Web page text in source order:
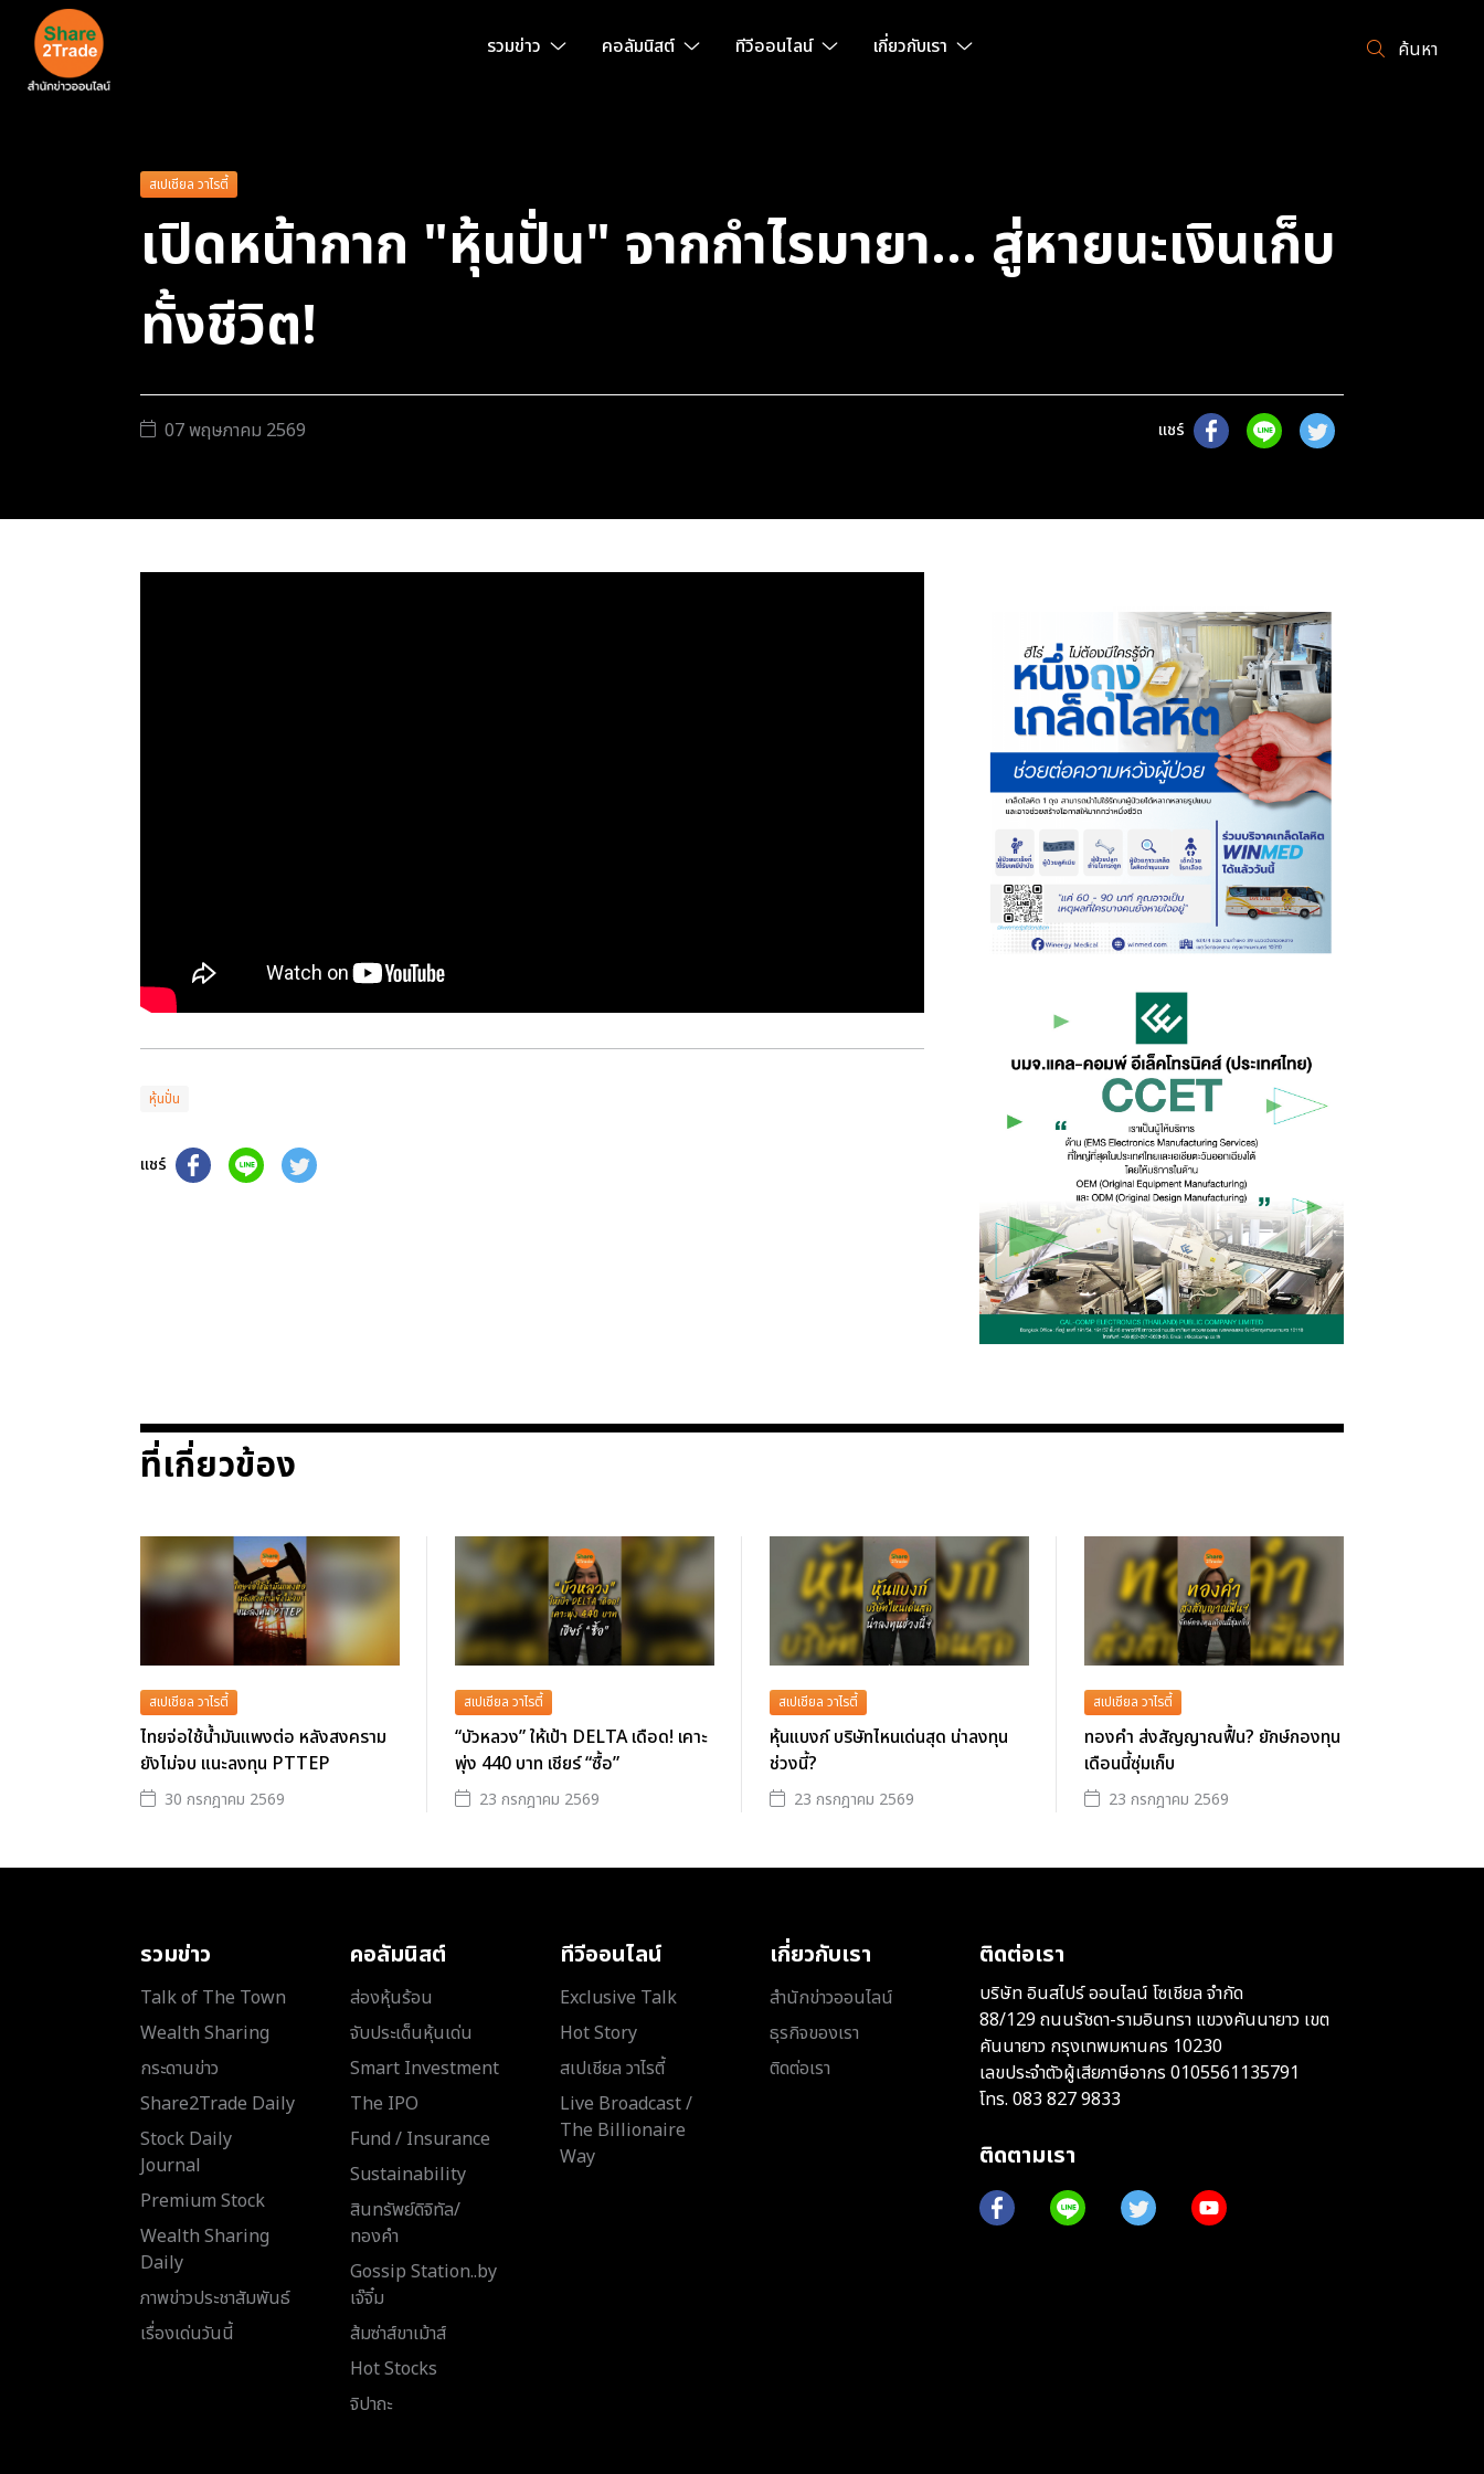
รวมข่าว คอลัมนิสต์ ทีวีออนไลน์ เกี่ยวกับเรา ค้นหา
สเปเชียล วาไรตี้
เปิดหน้ากาก "หุ้นปั่น" จากกำไรมายา... สู่หายนะเงินเก็บ
ทั้งชีวิต!
07 พฤษภาคม 2569 แชร์
หุ้นปั่น
แชร์
ที่เกี่ยวข้อง
สเปเชียล วาไรตี้
ไทยจ่อใช้น้ำมันแพงต่อ หลังสงคราม
ยังไม่จบ แนะลงทุน PTTEP
30 กรกฎาคม 2569
สเปเชียล วาไรตี้
“บัวหลวง” ให้เป้า DELTA เดือด! เคาะ
พุ่ง 440 บาท เชียร์ “ซื้อ”
23 กรกฎาคม 2569
สเปเชียล วาไรตี้
หุ้นแบงก์ บริษัทไหนเด่นสุด น่าลงทุน
ช่วงนี้?
23 กรกฎาคม 2569
สเปเชียล วาไรตี้
ทองคำ ส่งสัญญาณฟื้น? ยักษ์กองทุน
เดือนนี้ซุ่มเก็บ
23 กรกฎาคม 2569
รวมข่าว
Talk of The Town
Wealth Sharing
กระดานข่าว
Share2Trade Daily
Stock Daily
Journal
Premium Stock
Wealth Sharing
Daily
ภาพข่าวประชาสัมพันธ์
เรื่องเด่นวันนี้
คอลัมนิสต์
ส่องหุ้นร้อน
จับประเด็นหุ้นเด่น
Smart Investment
The IPO
Fund / Insurance
Sustainability
สินทรัพย์ดิจิทัล/
ทองคำ
Gossip Station..by
เจ๊จิ๋ม
ส้มซ่าส์ขาเม้าส์
Hot Stocks
จิปาถะ
ทีวีออนไลน์
Exclusive Talk
Hot Story
สเปเชียล วาไรตี้
Live Broadcast /
The Billionaire
Way
เกี่ยวกับเรา
สำนักข่าวออนไลน์
ธุรกิจของเรา
ติดต่อเรา
ติดต่อเรา
บริษัท อินสไปร์ ออนไลน์ โซเชียล จำกัด
88/129 ถนนรัชดา-รามอินทรา แขวงคันนายาว เขต
คันนายาว กรุงเทพมหานคร 10230
เลขประจำตัวผู้เสียภาษีอากร 0105561135791
โทร. 083 827 9833
ติดตามเรา